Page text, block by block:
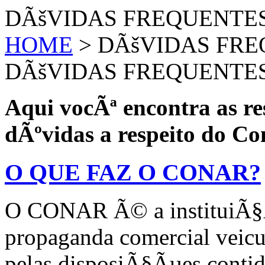
DÃšVIDAS
HOME > DÃšVIDAS
DÃšVIDAS
Aqui vocÃª encontra as
dÃºvidas a respeito do
O QUE FAZ O CONAR?
O CONAR Ã© a
propaganda comercial